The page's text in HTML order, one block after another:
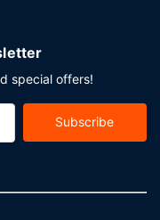
special offers!
Subscribe